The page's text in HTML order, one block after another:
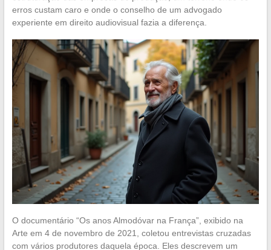
erros custam caro e onde o conselho de um advogado
experiente em direito audiovisual fazia a diferença.
O documentário “Os anos Almodóvar na França”, exibido na
Arte em 4 de novembro de 2021, coletou entrevistas cruzadas
com vários produtores daquela época. Eles descrevem um